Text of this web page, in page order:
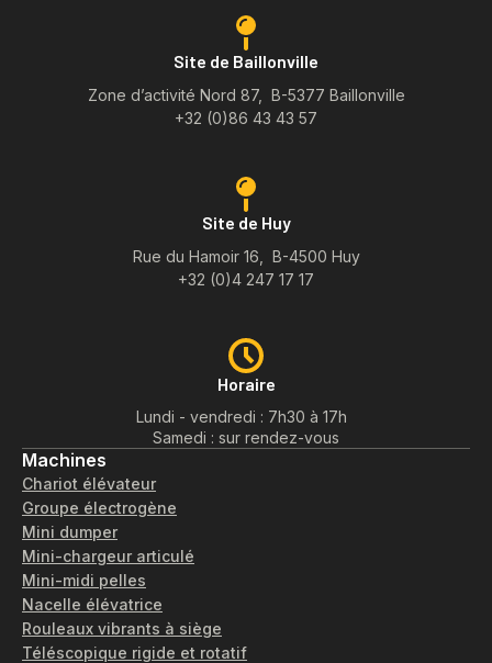
Site de Baillonville
Zone d’activité Nord 87, B-5377 Baillonville
+32 (0)86 43 43 57
Site de Huy
Rue du Hamoir 16, B-4500 Huy
+32 (0)4 247 17 17
Horaire
Lundi - vendredi : 7h30 à 17h
Samedi : sur rendez-vous
Machines
Chariot élévateur
Groupe électrogène
Mini dumper
Mini-chargeur articulé
Mini-midi pelles
Nacelle élévatrice
Rouleaux vibrants à siège
Téléscopique rigide et rotatif